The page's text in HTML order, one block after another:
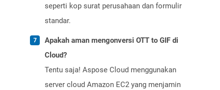
seperti kop surat perusahaan dan formulir
standar.
Apakah aman mengonversi OTT to GIF di
Cloud?
Tentu saja! Aspose Cloud menggunakan
server cloud Amazon EC2 yang menjamin